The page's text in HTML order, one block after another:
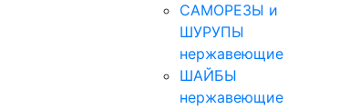
САМОРЕЗЫ и
ШУРУПЫ
нержавеющие
ШАЙБЫ
нержавеющие